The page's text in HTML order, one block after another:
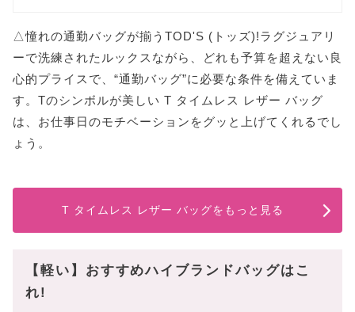
△憧れの通勤バッグが揃うTOD'S (トッズ)!ラグジュアリ
ーで洗練されたルックスながら、どれも予算を超えない良
心的プライスで、“通勤バッグ”に必要な条件を備えていま
す。Tのシンボルが美しい T タイムレス レザー バッグ
は、お仕事日のモチベーションをグッと上げてくれるでし
ょう。
T タイムレス レザー バッグをもっと見る
【軽い】おすすめハイブランドバッグはこ
れ!